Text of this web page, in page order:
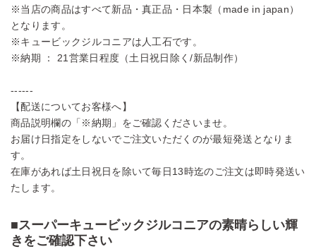
※当店の商品はすべて新品・真正品・日本製（made in japan）
となります。
※キュービックジルコニアは人工石です。
※納期 ： 21営業日程度（土日祝日除く/新品制作）
------
【配送についてお客様へ】
商品説明欄の「※納期」をご確認くださいませ。
お届け日指定をしないでご注文いただくのが最短発送となりま
す。
在庫があれば土日祝日を除いて毎日13時迄のご注文は即時発送い
たします。
■スーパーキュービックジルコニアの素晴らしい輝
きをご確認下さい